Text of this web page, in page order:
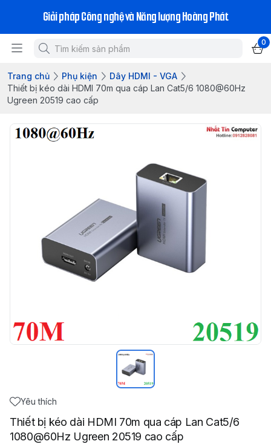
Giải pháp Công nghệ và Năng lượng Hoàng Phát
0
Trang chủ Phụ kiện
Dây HDMI - VGA
Thiết bị kéo dài HDMI 70m qua cáp Lan Cat5/6 1080@60Hz
Ugreen 20519 cao cấp
Yêu thích
Thiết bị kéo dài HDMI 70m qua cáp Lan Cat5/6
1080@60Hz Ugreen 20519 cao cấp